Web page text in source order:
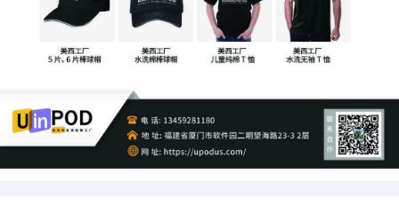
核心内容：
修订企业所得税预缴申报表，特别增加了
对出口业务的申报要求，并新增《代理出口企业受托
出口情况汇总表》。